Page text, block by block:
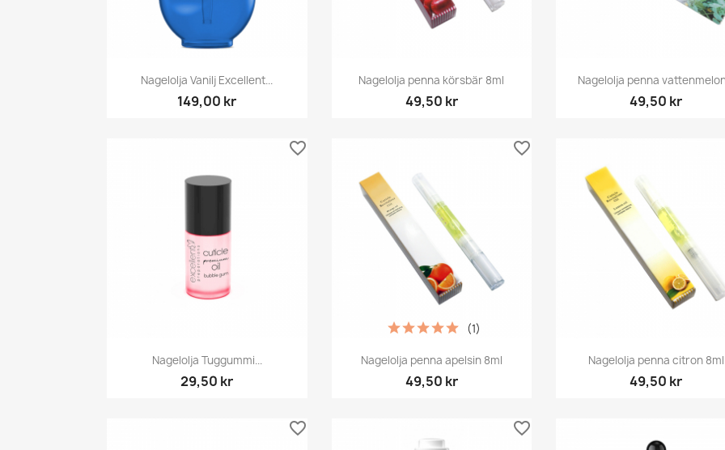
Snabbvy
Nagelolja Vanilj Excellent...
149,00 kr
Snabbvy
Nagelolja penna körsbär 8ml
49,50 kr
Snabbvy
Nagelolja penna
49,50 kr
Snabbvy
Nagelolja Tuggummi...
29,50 kr
favorite_border
Snabbvy
Nagelolja penna apelsin 8ml
49,50 kr
(1)
favorite_border
 Snabbvy
Nagelolja penna citron 8ml
49,50 kr
favorite_border favorite_border